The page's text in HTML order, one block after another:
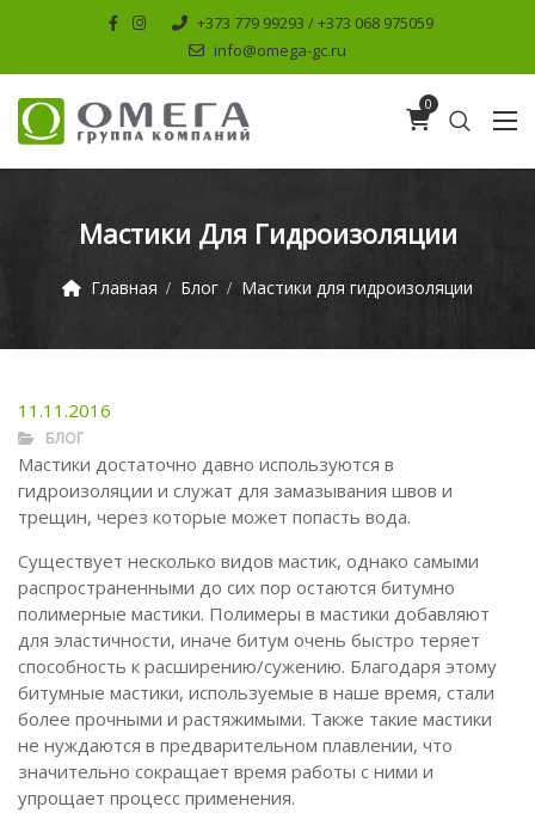
+373 779 99293 / +373 068 975059
info@omega-gc.ru
0
Мастики Для Гидроизоляции
Главная Блог Мастики для гидроизоляции
11.11.2016
БЛОГ
Мастики достаточно давно используются в
гидроизоляции и служат для замазывания швов и
трещин, через которые может попасть вода.
Существует несколько видов мастик, однако самыми
распространенными до сих пор остаются битумно
полимерные мастики. Полимеры в мастики добавляют
для эластичности, иначе битум очень быстро теряет
способность к расширению/сужению. Благодаря этому
битумные мастики, используемые в наше время, стали
более прочными и растяжимыми. Также такие мастики
не нуждаются в предварительном плавлении, что
значительно сокращает время работы с ними и
упрощает процесс применения.